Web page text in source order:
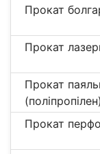
Прокат
Прокат
Прокат
Прокат